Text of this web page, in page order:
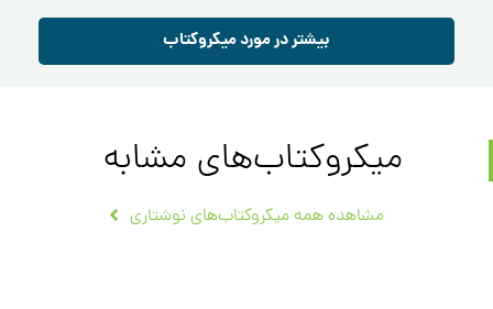
بیشتر در مورد میکروکتاب
میکروکتاب‌های مشابه
مشاهده همه میکروکتاب‌های نوشتاری